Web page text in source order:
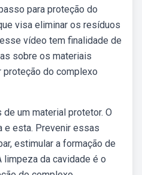
para proteção do
visa eliminar os resíduos
vídeo tem finalidade de
sobre os materiais
do complexo
um material protetor. O
e esta. Prevenir essas
estimular a formação de
limpeza da cavidade é o